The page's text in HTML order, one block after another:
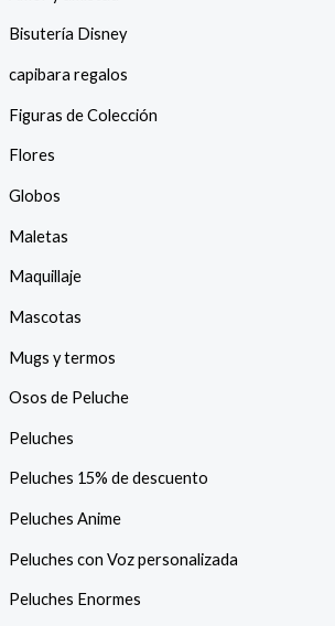
Bisutería Disney
capibara regalos
Figuras de Colección
Flores
Globos
Maletas
Maquillaje
Mascotas
Mugs y termos
Osos de Peluche
Peluches
Peluches 15% de descuento
Peluches Anime
Peluches con Voz personalizada
Peluches Enormes